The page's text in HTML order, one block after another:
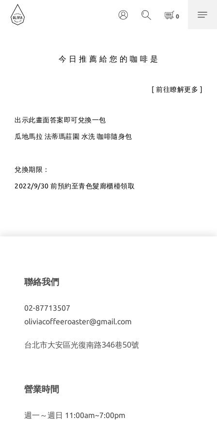
今 日 推 薦 給 您 的 咖 啡 是
[ 前往瞭解更多 ]
出示此畫面答案即可兌換一包
瓜地馬拉 法蒂瑪莊園 水洗 咖啡隨身包
兌換期限：
2022/9/30 前預約至青色髮廊櫃檯領取
聯絡我們
02-87713507
oliviacoffeeroaster@gmail.com
台北市大安區光復南路346巷50號
營業時間
週一～週日 11:00am~7:00pm